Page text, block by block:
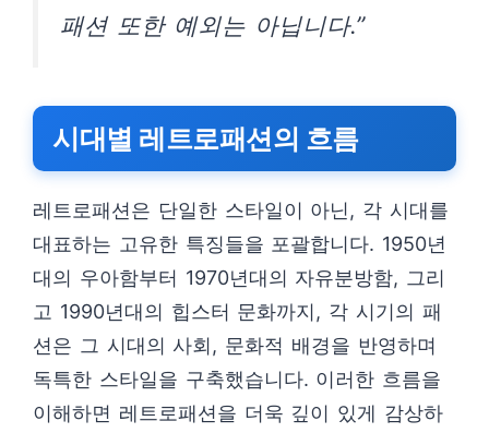
패션 또한 예외는 아닙니다.”
시대별 레트로패션의 흐름
레트로패션은 단일한 스타일이 아닌, 각 시대를
대표하는 고유한 특징들을 포괄합니다. 1950년
대의 우아함부터 1970년대의 자유분방함, 그리
고 1990년대의 힙스터 문화까지, 각 시기의 패
션은 그 시대의 사회, 문화적 배경을 반영하며
독특한 스타일을 구축했습니다. 이러한 흐름을
이해하면 레트로패션을 더욱 깊이 있게 감상하